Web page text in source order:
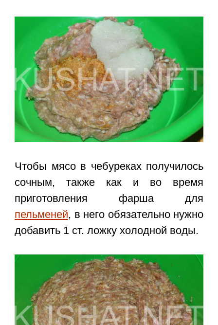
Чтобы мясо в чебуреках получилось
сочным, также как и во время
приготовления фарша для
пельменей, в него обязательно нужно
добавить 1 ст. ложку холодной воды.